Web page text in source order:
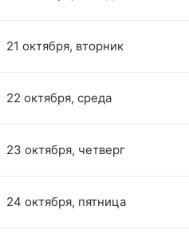
21 октября, вторник
22 октября, среда
23 октября, четверг
24 октября, пятница